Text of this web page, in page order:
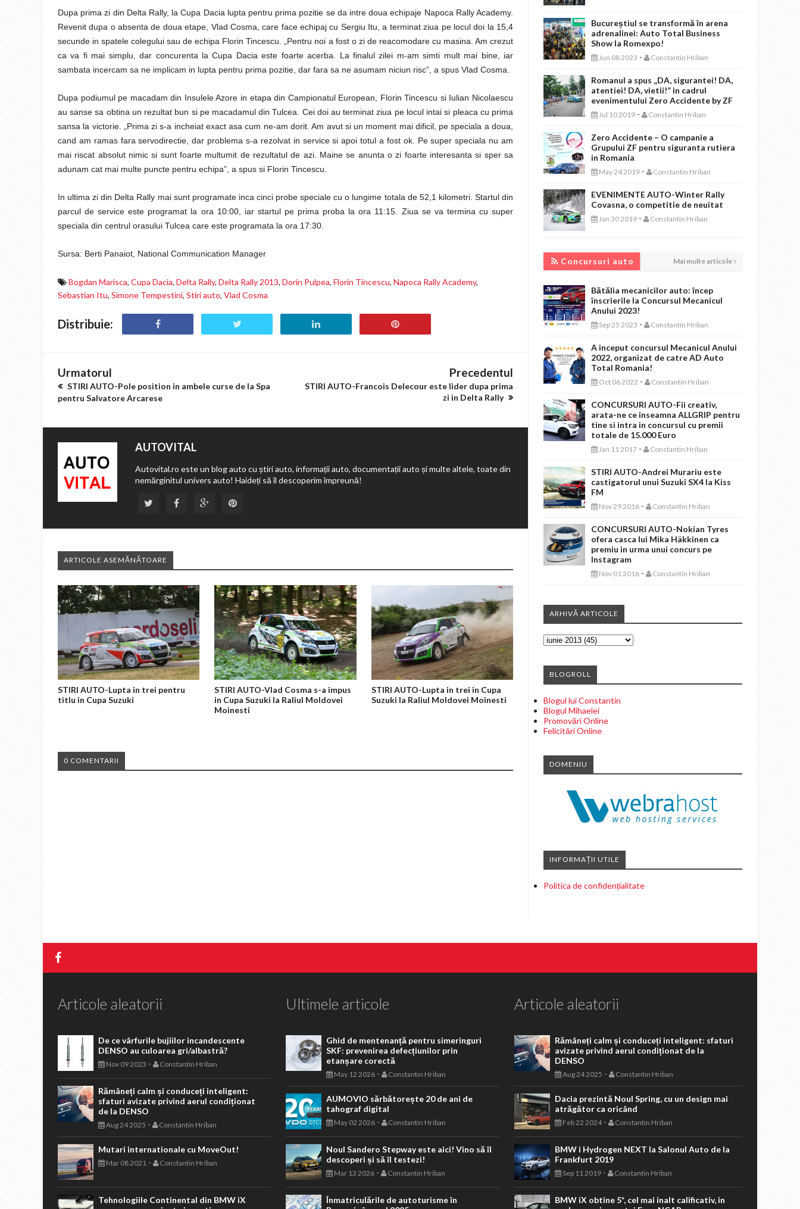
Dupa prima zi din Delta Rally, la Cupa Dacia lupta pentru prima pozitie se da intre doua echipaje Napoca Rally Academy.
Revenit dupa o absenta de doua etape, Vlad Cosma, care face echipaj cu Sergiu Itu, a terminat ziua pe locul doi la 15,4
secunde in spatele colegului sau de echipa Florin Tincescu. „Pentru noi a fost o zi de reacomodare cu masina. Am crezut
ca va fi mai simplu, dar concurenta la Cupa Dacia este foarte acerba. La finalul zilei m-am simti mult mai bine, iar
sambata incercam sa ne implicam in lupta pentru prima pozitie, dar fara sa ne asumam niciun risc”, a spus Vlad Cosma.
Dupa podiumul pe macadam din Insulele Azore in etapa din Campionatul European, Florin Tincescu si Iulian Nicolaescu
au sanse sa obtina un rezultat bun si pe macadamul din Tulcea. Cei doi au terminat ziua pe locul intai si pleaca cu prima
sansa la victorie. „Prima zi s-a incheiat exact asa cum ne-am dorit. Am avut si un moment mai dificil, pe speciala a doua,
cand am ramas fara servodirectie, dar problema s-a rezolvat in service si apoi totul a fost ok. Pe super speciala nu am
mai riscat absolut nimic si sunt foarte multumit de rezultatul de azi. Maine se anunta o zi foarte interesanta si sper sa
adunam cat mai multe puncte pentru echipa”, a spus si Florin Tincescu.
In ultima zi din Delta Rally mai sunt programate inca cinci probe speciale cu o lungime totala de 52,1 kilometri. Startul din
parcul de service este programat la ora 10:00, iar startul pe prima proba la ora 11:15. Ziua se va termina cu super
speciala din centrul orasului Tulcea care este programata la ora 17:30.
Sursa: Berti Panaiot, National Communication Manager
Bogdan Marisca, Cupa Dacia, Delta Rally, Delta Rally 2013, Dorin Pulpea, Florin Tincescu, Napoca Rally Academy,
Sebastian Itu, Simone Tempestini, Stiri auto, Vlad Cosma
Distribuie:
Urmatorul
STIRI AUTO-Pole position in ambele curse de la Spa
pentru Salvatore Arcarese
Precedentul
STIRI AUTO-Francois Delecour este lider dupa prima
zi in Delta Rally
AUTOVITAL
Autovital.ro este un blog auto cu știri auto, informații auto, documentații auto și multe altele, toate din
nemărginitul univers auto! Haideți să îl descoperim împreună!
ARTICOLE ASEMĂNĂTOARE
STIRI AUTO-Lupta in trei pentru
titlu in Cupa Suzuki
STIRI AUTO-Vlad Cosma s-a impus
in Cupa Suzuki la Raliul Moldovei
Moinesti
STIRI AUTO-Lupta in trei in Cupa
Suzuki la Raliul Moldovei Moinesti
0 COMENTARII
Bucureștiul se transformă în arena
adrenalinei: Auto Total Business
Show la Romexpo!
Jun 08 2023 - Constantin Hriban
Romanul a spus „DA, sigurantei! DA,
atentiei! DA, vietii!” in cadrul
evenimentului Zero Accidente by ZF
Jul 10 2019 - Constantin Hriban
Zero Accidente – O campanie a
Grupului ZF pentru siguranta rutiera
in Romania
May 24 2019 - Constantin Hriban
EVENIMENTE AUTO-Winter Rally
Covasna, o competitie de neuitat
Jan 30 2019 - Constantin Hriban
Concursuri auto Mai multe articole
Bătălia mecanicilor auto: încep
înscrierile la Concursul Mecanicul
Anului 2023!
Sep 25 2023 - Constantin Hriban
A inceput concursul Mecanicul Anului
2022, organizat de catre AD Auto
Total Romania!
Oct 06 2022 - Constantin Hriban
CONCURSURI AUTO-Fii creativ,
arata-ne ce inseamna ALLGRIP pentru
tine si intra in concursul cu premii
totale de 15.000 Euro
Jan 11 2017 - Constantin Hriban
STIRI AUTO-Andrei Murariu este
castigatorul unui Suzuki SX4 la Kiss
FM
Nov 29 2016 - Constantin Hriban
CONCURSURI AUTO-Nokian Tyres
ofera casca lui Mika Häkkinen ca
premiu in urma unui concurs pe
Instagram
Nov 01 2016 - Constantin Hriban
ARHIVĂ ARTICOLE
BLOGROLL
Blogul lui Constantin
Blogul Mihaelei
Promovări Online
Felicitări Online
DOMENIU
INFORMAȚII UTILE
Politica de confidențialitate
Articole aleatorii
De ce vârfurile bujiilor incandescente
DENSO au culoarea gri/albastră?
Nov 09 2023 - Constantin Hriban
Rămâneți calm și conduceți inteligent:
sfaturi avizate privind aerul condiționat
de la DENSO
Aug 24 2025 - Constantin Hriban
Mutari internationale cu MoveOut!
Mar 08 2021 - Constantin Hriban
Tehnologiile Continental din BMW iX
Ultimele articole
Ghid de mentenanță pentru simeringuri
SKF: prevenirea defecțiunilor prin
etanșare corectă
May 12 2026 - Constantin Hriban
AUMOVIO sărbătorește 20 de ani de
tahograf digital
May 02 2026 - Constantin Hriban
Noul Sandero Stepway este aici! Vino să îl
descoperi și să îl testezi!
Mar 13 2026 - Constantin Hriban
Înmatriculările de autoturisme în
Articole aleatorii
Rămâneți calm și conduceți inteligent: sfaturi
avizate privind aerul condiționat de la
DENSO
Aug 24 2025 - Constantin Hriban
Dacia prezintă Noul Spring, cu un design mai
atrăgător ca oricând
Feb 22 2024- Constantin Hriban
BMW i Hydrogen NEXT la Salonul Auto de la
Frankfurt 2019
Sep 11 2019- Constantin Hriban
BMW iX obtine 5*, cel mai inalt calificativ, in